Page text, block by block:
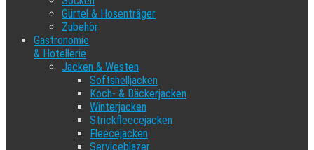
Gürtel & Hosenträger
Zubehör
Gastronomie
& Hotellerie
Jacken & Westen
Softshelljacken
Koch- & Bäckerjacken
Winterjacken
Strickfleecejacken
Fleecejacken
Serviceblazer